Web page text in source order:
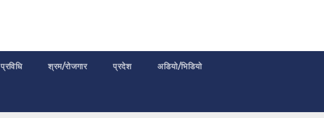
प्रविधि श्रम/रोजगार प्रदेश अडियो/भिडियो